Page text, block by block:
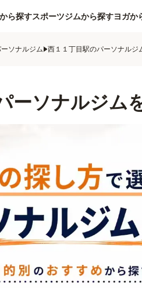
ら探すスポーツジムから探すヨガか
ソナルジム 西１１丁目駅のパーソナルジ
ーソナルジム